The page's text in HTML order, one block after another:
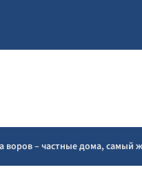
– частные дома, самый